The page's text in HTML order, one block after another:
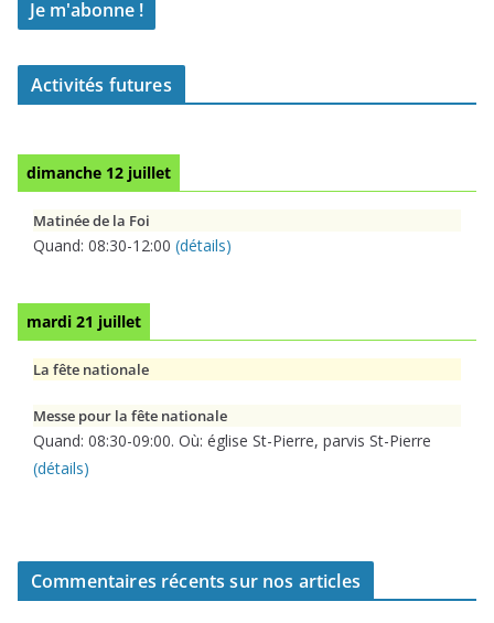
Activités futures
dimanche 12 juillet
Matinée de la Foi
Quand: 08:30-12:00 (détails)
mardi 21 juillet
La fête nationale
Messe pour la fête nationale
Quand: 08:30-09:00. Où: église St-Pierre, parvis St-Pierre
(détails)
Commentaires récents sur nos articles